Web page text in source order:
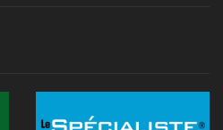
une matinée d'information
le suivi pondéral pour